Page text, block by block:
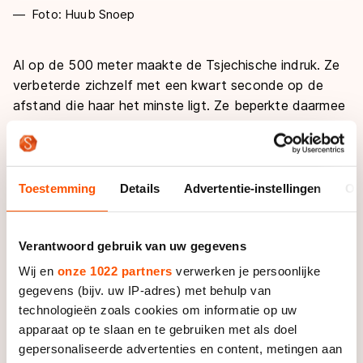
Toestemming Details Advertentie-instellingen
Verantwoord gebruik van uw gegevens
Wij en onze 1022 partners verwerken je persoonlijke
gegevens (bijv. uw IP-adres) met behulp van
technologieën zoals cookies om informatie op uw
apparaat op te slaan en te gebruiken met als doel
gepersonaliseerde advertenties en content, metingen aan
Foto: Huub Snoep
Al op de 500 meter maakte de Tsjechische indruk. Ze
verbeterde zichzelf met een kwart seconde op de
afstand die haar het minste ligt. Ze beperkte daarmee
Na de eerste afstand wist Wüst dat er maar een ding
op zat: erin vliegen. “Het was alles of niets. Op een
drie kilometer win je sowieso niet.”
En dus ging ze van start als een raket. Ze speelde
zelfs nog met de gedachte van een nationaal record.
Die hoop hield ze de eerste drie rondes nog vast,
maar moest er daarna snel afscheid van nemen. “De